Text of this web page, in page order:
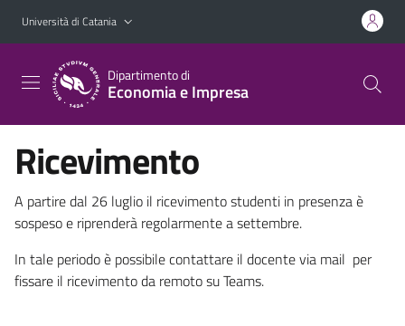
Vai al contenuto principale
Vai al menu di navigazione
Università di Catania
Dipartimento di
Economia e Impresa
Ricevimento
A partire dal 26 luglio il ricevimento studenti in presenza è
sospeso e riprenderà regolarmente a settembre.
In tale periodo è possibile contattare il docente via mail per
fissare il ricevimento da remoto su Teams.